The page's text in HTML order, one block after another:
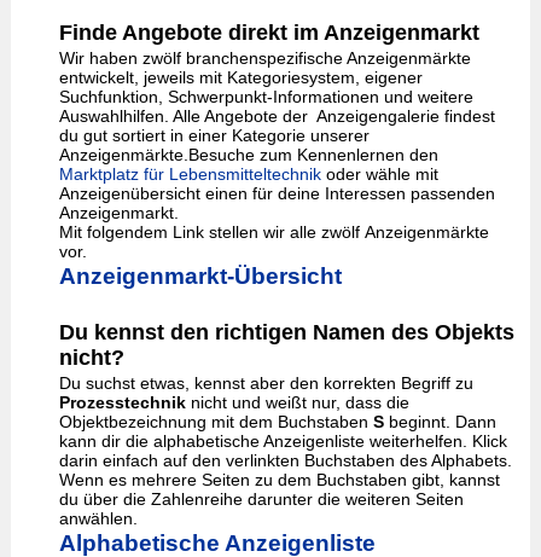
Finde Angebote direkt im Anzeigenmarkt
Wir haben zwölf branchenspezifische Anzeigenmärkte
entwickelt, jeweils mit Kategoriesystem, eigener
Suchfunktion, Schwerpunkt-Informationen und weitere
Auswahlhilfen. Alle Angebote der Anzeigengalerie findest
du gut sortiert in einer Kategorie unserer
Anzeigenmärkte.Besuche zum Kennenlernen den
Marktplatz für Lebensmitteltechnikoder wähle mit
Anzeigenübersicht einen für deine Interessen passenden
Anzeigenmarkt.
Mit folgendem Link stellen wir alle zwölf Anzeigenmärkte
vor.
Anzeigenmarkt-Übersicht
Du kennst den richtigen Namen des Objekts
nicht?
Du suchst etwas, kennst aber den korrekten Begriff zu
Prozesstechniknicht und weißt nur, dass die
Objektbezeichnung mit dem Buchstaben Sbeginnt. Dann
kann dir die alphabetische Anzeigenliste weiterhelfen. Klick
darin einfach auf den verlinkten Buchstaben des Alphabets.
Wenn es mehrere Seiten zu dem Buchstaben gibt, kannst
du über die Zahlenreihe darunter die weiteren Seiten
anwählen.
Alphabetische Anzeigenliste